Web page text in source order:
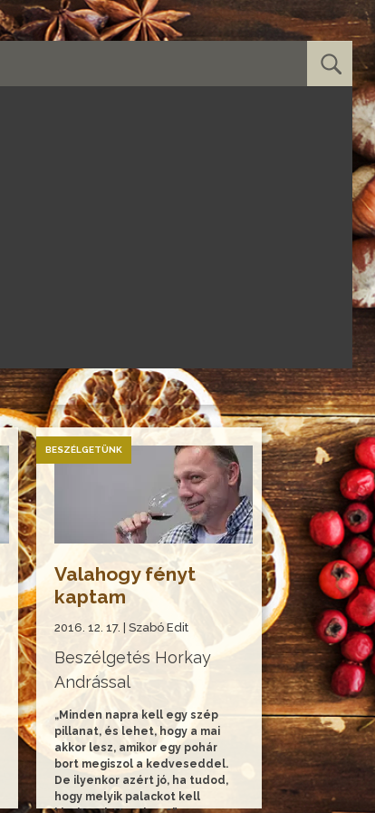
BESZÉLGETÜNK
Valahogy fényt
kaptam
2016. 12. 17. | Szabó Edit
Beszélgetés Horkay
Andrással
„Minden napra kell egy szép
pillanat, és lehet, hogy a mai
akkor lesz, amikor egy pohár
bort megiszol a kedveseddel.
De ilyenkor azért jó, ha tudod,
hogy melyik palackot kell